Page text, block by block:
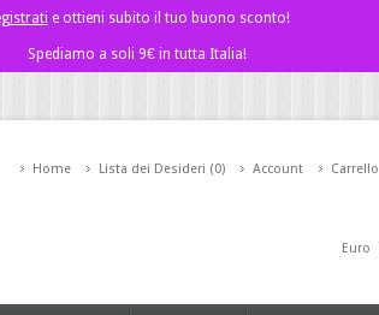
e ottieni subito il tuo buono sconto!
Spediamo a soli 9€ in tutta Italia!
Home Lista dei Desideri (0) Account Carrello
Euro